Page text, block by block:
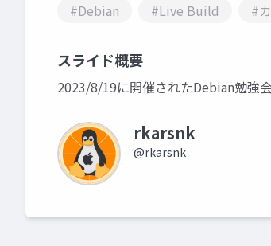
#Debian #Live Build #
スライド概要
2023/8/19に開催されたDebian勉強
rkarsnk
@rkarsnk